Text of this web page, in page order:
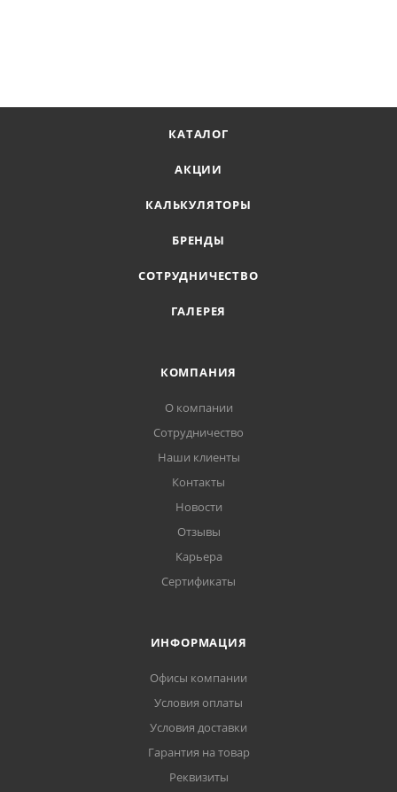
КАТАЛОГ
АКЦИИ
КАЛЬКУЛЯТОРЫ
БРЕНДЫ
СОТРУДНИЧЕСТВО
ГАЛЕРЕЯ
КОМПАНИЯ
О компании
Сотрудничество
Наши клиенты
Контакты
Новости
Отзывы
Карьера
Сертификаты
ИНФОРМАЦИЯ
Офисы компании
Условия оплаты
Условия доставки
Гарантия на товар
Реквизиты